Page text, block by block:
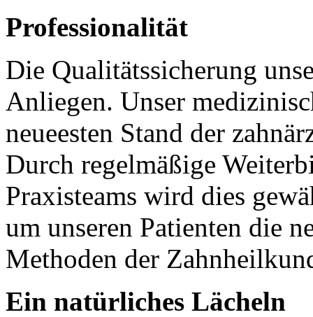
Professionalität
Die Qualitätssicherung
Anliegen. Unser
neueesten Stand der
Durch regelmäßige
Praxisteams wird dies
um unseren Patienten die
Methoden der
Ein natürliches Lächeln